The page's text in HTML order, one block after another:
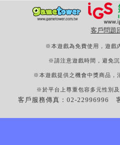
客戶問題
※本遊戲為免費使用，遊戲
※請注意遊戲時間，避免
※本遊戲提供之機會中獎商品，
※於平台上尊重包容多元性別
客戶服務傳真：02-22996996